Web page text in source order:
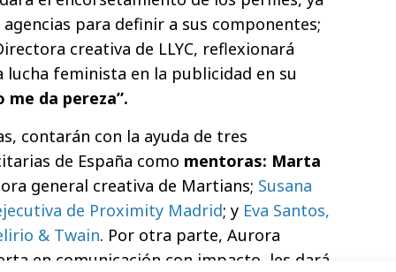
para definir a sus componentes;
creativa de LLYC, reflexionará
lucha feminista en la publicidad en su
me da pereza”.
contarán con la ayuda de tres
de España como mentoras: Marta
general creativa de Martians; Susana
de Proximity Madrid; y Eva Santos,
& Twain. Por otra parte, Aurora
en comunicación con impacto, les dará